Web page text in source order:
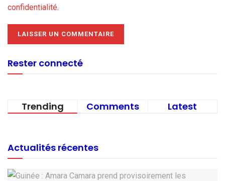
confidentialité.
Rester connecté
Trending Comments Latest
Actualités récentes